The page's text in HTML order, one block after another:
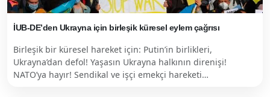
İUB-DE’den Ukrayna için birleşik küresel eylem çağrısı
Birleşik bir küresel hareket için: Putin’in birlikleri,
Ukrayna’dan defol! Yaşasın Ukrayna halkının direnişi!
NATO’ya hayır! Sendikal ve işçi emekçi hareketi…